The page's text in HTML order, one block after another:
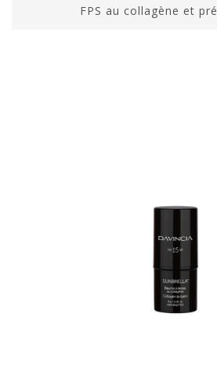
FPS au collagène et